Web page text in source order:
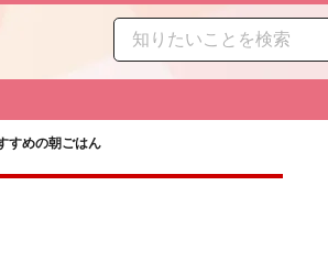
すめの朝ごはん